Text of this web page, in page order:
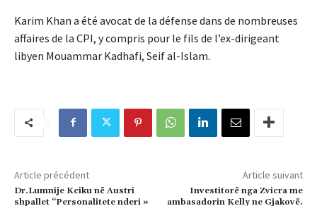
Karim Khan a été avocat de la défense dans de nombreuses
affaires de la CPI, y compris pour le fils de l’ex-dirigeant
libyen Mouammar Kadhafi, Seif al-Islam.
Article précédent
Dr.Lumnije Kciku në Austri
shpallet “Personalitete nderi »
Article suivant
Investitorë nga Zvicra me
ambasadorin Kelly ne Gjakovë.